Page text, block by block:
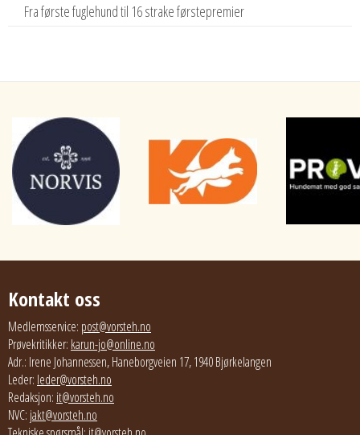
Fra første fuglehund til 16 strake førstepremier
Kontakt oss
Medlemsservice: post@vorsteh.no
Prøvekritikker: karun-jo@online.no
Adr.: Irene Johannessen, Haneborgveien 17, 1940 Bjørkelangen
Leder: leder@vorsteh.no
Redaksjon: it@vorsteh.no
NVC: jakt@vorsteh.no